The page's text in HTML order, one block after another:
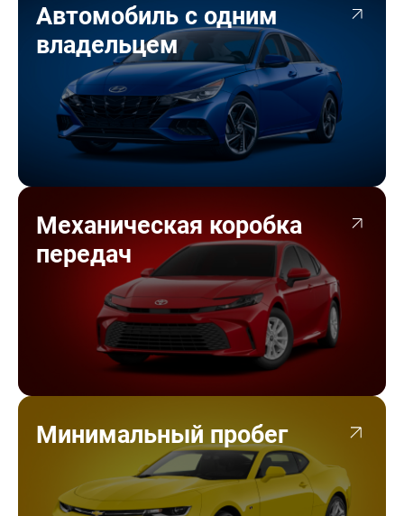
Автомобиль с одним
владельцем
Механическая коробка
передач
Минимальный пробег